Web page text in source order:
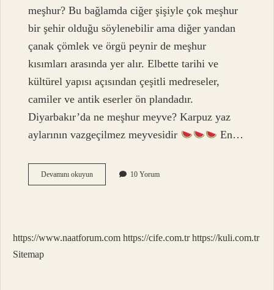
meşhur? Bu bağlamda ciğer şişiyle çok meşhur
bir şehir olduğu söylenebilir ama diğer yandan
çanak çömlek ve örgü peynir de meşhur
kısımları arasında yer alır. Elbette tarihi ve
kültürel yapısı açısından çeşitli medreseler,
camiler ve antik eserler ön plandadır.
Diyarbakır’da ne meşhur meyve? Karpuz yaz
aylarının vazgeçilmez meyvesidir
En…
Devamını okuyunDiyarbakırın
En
10 Yorum
https://www.naatforum.com https://cife.com.tr https://kuli.com.tr
Sitemap